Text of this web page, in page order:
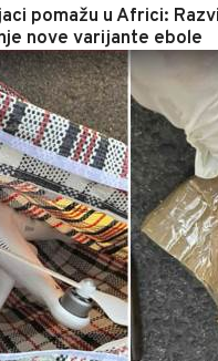
pomažu u Africi:
nove varijante ebole